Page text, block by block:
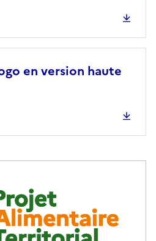
en version haute